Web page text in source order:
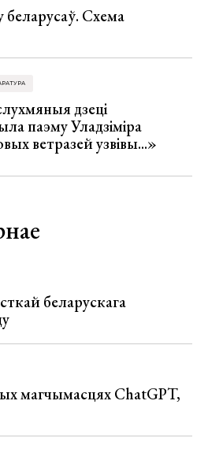
беларусаў. Схема
дзеці
паэму Уладзіміра
ветразей узвівы...»
беларускага
магчымасцях ChatGPT,